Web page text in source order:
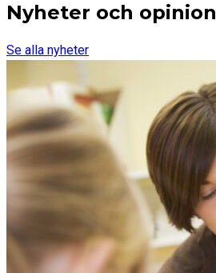
Nyheter och opinion
Se alla nyheter